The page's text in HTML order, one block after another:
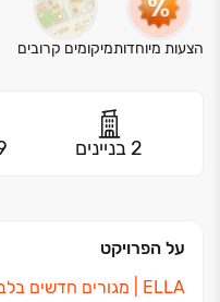
הצעות מיוחדותמיקומים קרובים
2 בניינים
על הפרויקט
ELLA ‏| מגורים חדשים בלב הכרמל